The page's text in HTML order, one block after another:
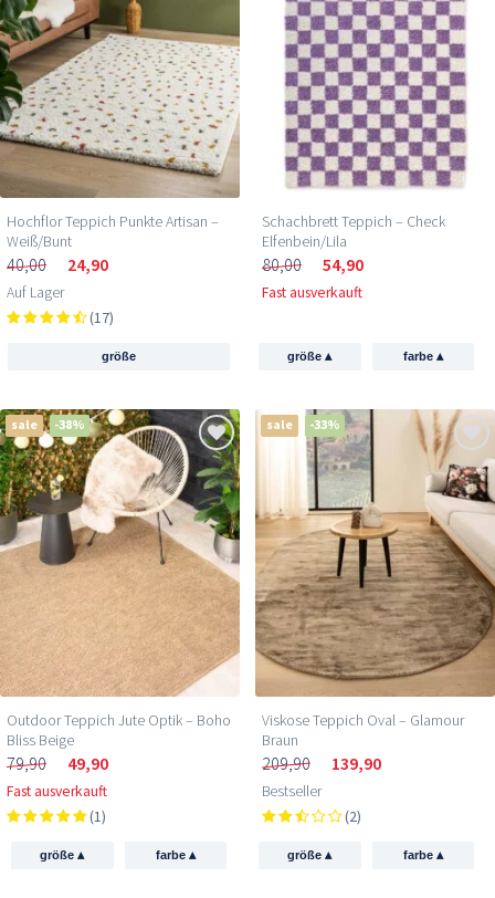
Hochflor Teppich Punkte Artisan –
Weiß/Bunt
40,00 24,90
Auf Lager
(17)
größe
Schachbrett Teppich – Check
Elfenbein/Lila
80,00 54,90
Fast ausverkauft
größe▴ farbe ▴
sale -38%
Outdoor Teppich Jute Optik – Boho
Bliss Beige
79,90 49,90
Fast ausverkauft
(1)
größe▴ farbe ▴
sale -33%
Viskose Teppich Oval – Glamour
Braun
209,90 139,90
Bestseller
(2)
größe▴ farbe ▴